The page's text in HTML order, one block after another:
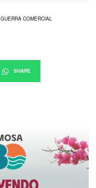
GUERRA COMERCIAL
SHARE